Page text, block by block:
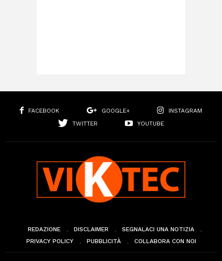
FACEBOOK GOOGLE+
INSTAGRAM
TWITTER
YOUTUBE
REDAZIONE DISCLAIMER
SEGNALACI UNA NOTIZIA
PRIVACY POLICY
PUBBLICITÀ COLLABORA CON NOI